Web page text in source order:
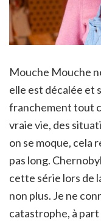
Mouche Mouche
elle est décalée et
franchement tout
vraie vie, des
on se moque, cela
pas long.
cette série lors de
non plus. Je ne
catastrophe, à part